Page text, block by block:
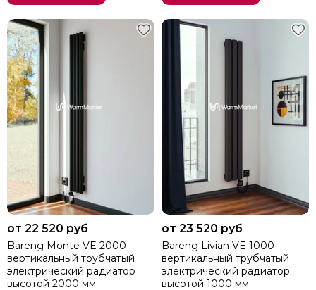
от 22 520 руб
Bareng Monte VE 2000 -
вертикальный трубчатый
электрический радиатор
высотой 2000 мм
от 23 520 руб
Bareng Livian VE 1000 -
вертикальный трубчатый
электрический радиатор
высотой 1000 мм